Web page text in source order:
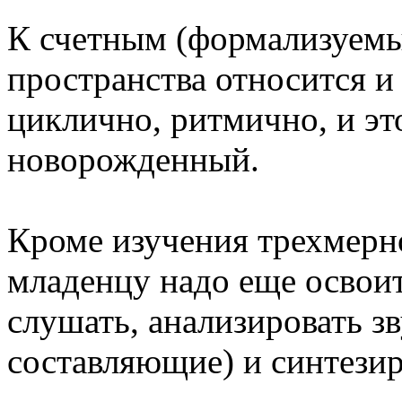
К счетным
пространства
циклично, ритмично, и
новорожденный.
Кроме изучения
младенцу надо еще
слушать, анализировать
составляющие) и